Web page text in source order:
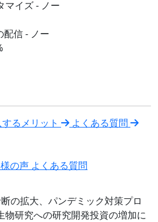
マイズ - ノー
配信 - ノー
るメリット よくある質問
の声 よくある質問
の拡大、パンデミック対策プロ
物研究への研究開発投資の増加に